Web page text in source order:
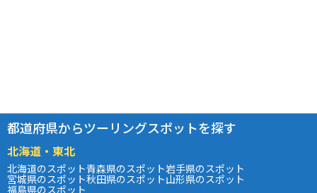
都道府県からツーリングスポットを探す
北海道・東北
北海道のスポット青森県のスポット岩手県のスポット
宮城県のスポット秋田県のスポット山形県のスポット
福島県のスポット